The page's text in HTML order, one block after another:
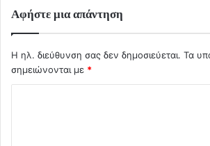
Αφήστε μια απάντηση
Η ηλ. διεύθυνση σας δεν δημοσιεύεται. Τα
σημειώνονται με *